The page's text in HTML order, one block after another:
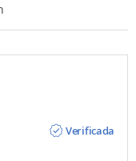
Verificada